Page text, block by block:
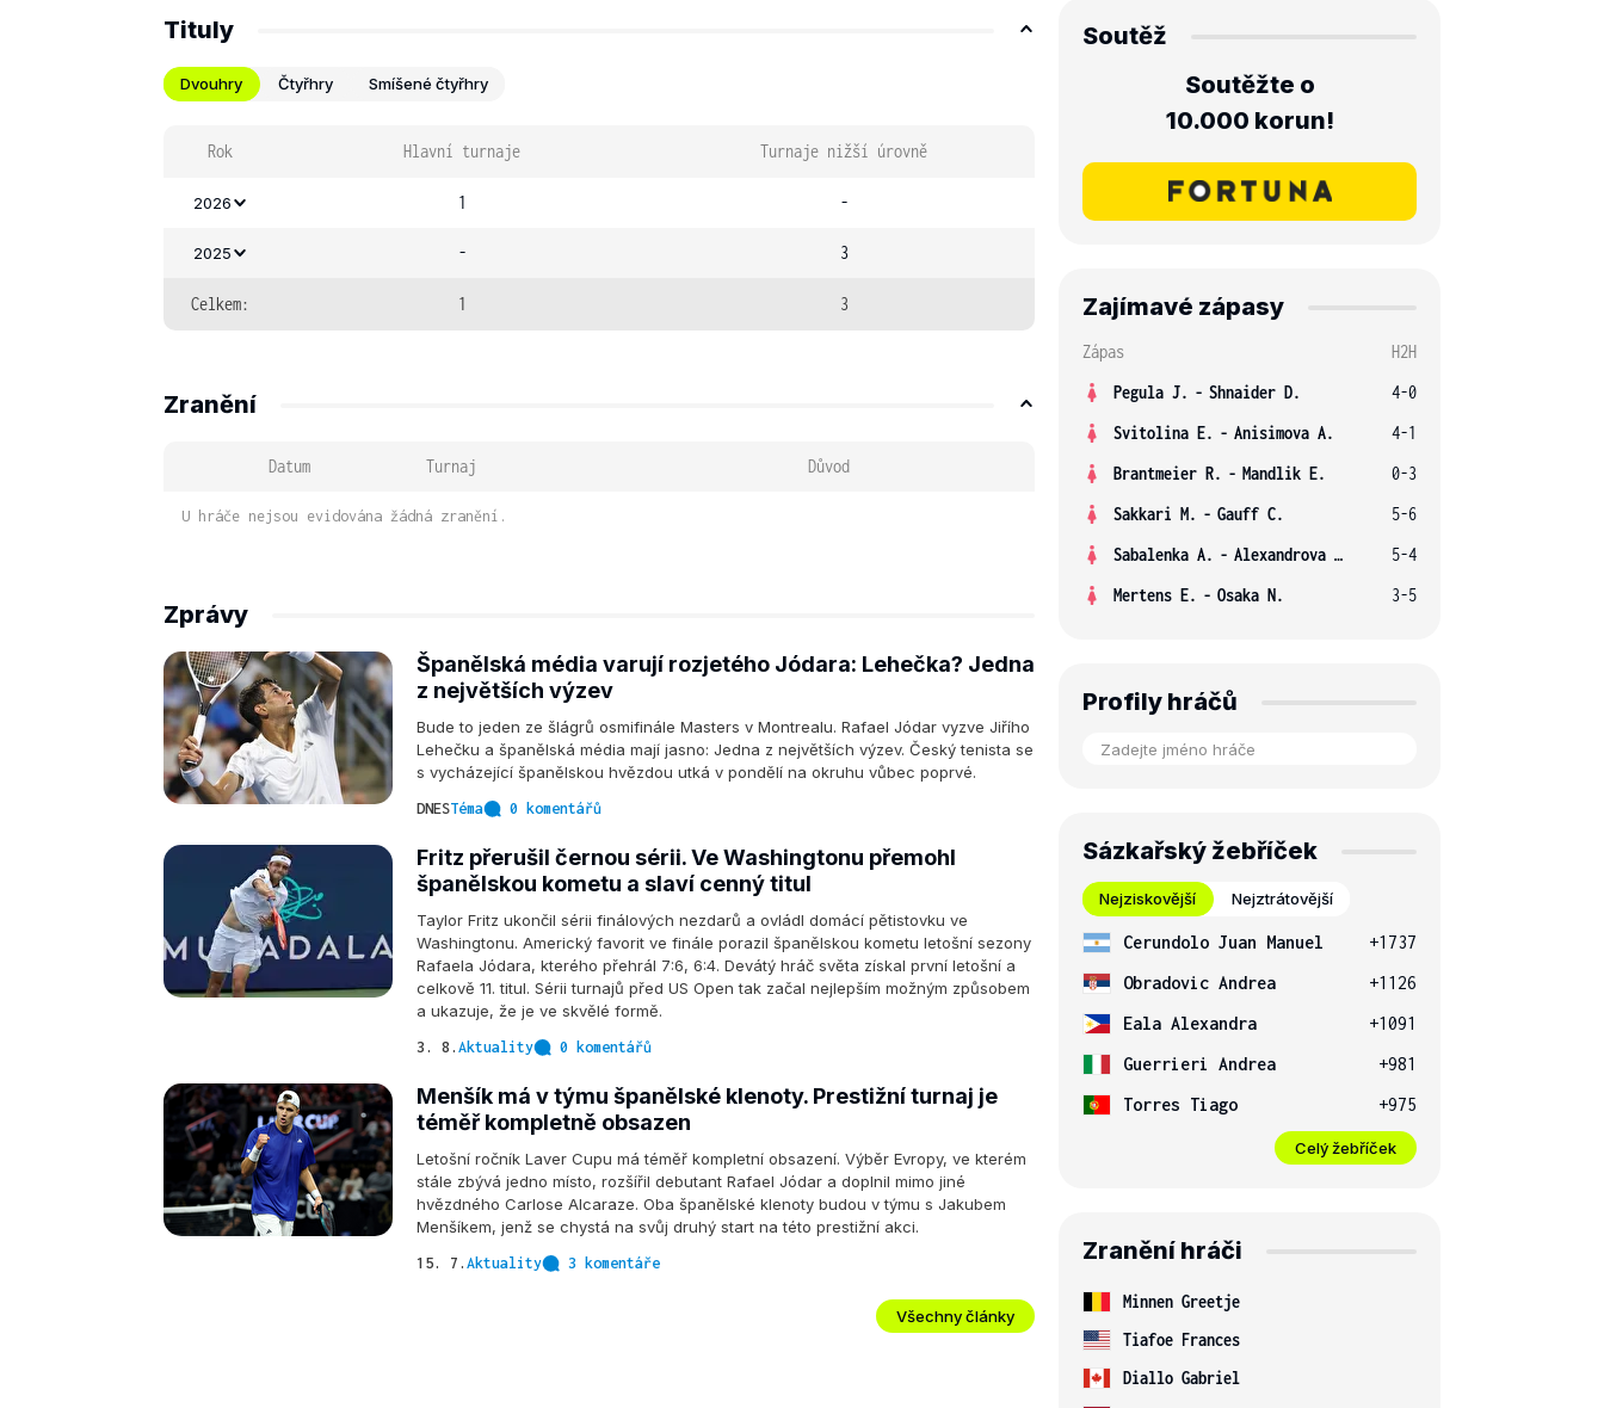
Tituly
Dvouhry Čtyřhry Smíšené čtyřhry
Rok Hlavní turnaje Turnaje nižší úrovně
2026 1 -
2025 - 3
Celkem: 1 3
Zranění
Datum Turnaj Důvod
U hráče nejsou evidována žádná zranění.
Zprávy
Španělská média varují rozjetého Jódara: Lehečka? Jedna
z největších výzev
Bude to jeden ze šlágrů osmifinále Masters v Montrealu. Rafael Jódar vyzve Jiřího
Lehečku a španělská média mají jasno: Jedna z největších výzev. Český tenista se
s vycházející španělskou hvězdou utká v pondělí na okruhu vůbec poprvé.
DNESTéma 0 komentářů
Fritz přerušil černou sérii. Ve Washingtonu přemohl
španělskou kometu a slaví cenný titul
Taylor Fritz ukončil sérii finálových nezdarů a ovládl domácí pětistovku ve
Washingtonu. Americký favorit ve finále porazil španělskou kometu letošní sezony
Rafaela Jódara, kterého přehrál 7:6, 6:4. Devátý hráč světa získal první letošní a
celkově 11. titul. Sérii turnajů před US Open tak začal nejlepším možným způsobem
a ukazuje, že je ve skvělé formě.
3. 8. Aktuality 0 komentářů
Menšík má v týmu španělské klenoty. Prestižní turnaj je
téměř kompletně obsazen
Letošní ročník Laver Cupu má téměř kompletní obsazení. Výběr Evropy, ve kterém
stále zbývá jedno místo, rozšířil debutant Rafael Jódar a doplnil mimo jiné
hvězdného Carlose Alcaraze. Oba španělské klenoty budou v týmu s Jakubem
Menšíkem, jenž se chystá na svůj druhý start na této prestižní akci.
15. 7. Aktuality 3 komentáře
Všechny články
Soutěž
Soutěžte o
10.000 korun!
Zajímavé zápasy
Zápas
H2H
Pegula J. - Shnaider D.
4-0
Svitolina E. - Anisimova A.
4-1
Brantmeier R. - Mandlik E.
0-3
Sakkari M. - Gauff C.
5-6
Sabalenka A. - Alexandrova E.
5-4
Mertens E. - Osaka N. 3-5
Profily hráčů
Sázkařský žebříček
Nejziskovější Nejztrátovější
Cerundolo Juan Manuel
+1737
Obradovic Andrea
+1126
Eala Alexandra
+1091
Guerrieri Andrea
+981
Torres Tiago
+975
Celý žebříček
Zranění hráči
Minnen Greetje
Tiafoe Frances
Diallo Gabriel